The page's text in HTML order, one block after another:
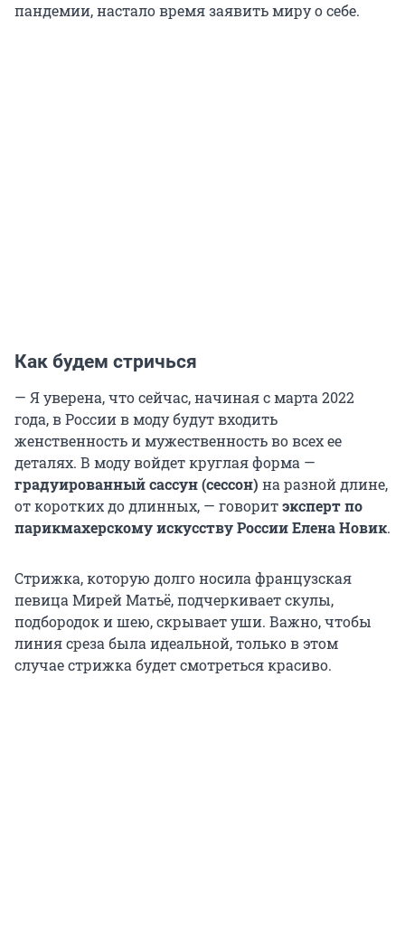
пандемии, настало время заявить миру о себе.
Как будем стричься
— Я уверена, что сейчас, начиная с марта 2022
года, в России в моду будут входить
женственность и мужественность во всех ее
деталях. В моду войдет круглая форма —
градуированный сассун (сессон) на разной длине,
от коротких до длинных, — говоритэксперт по
парикмахерскому искусству России Елена Новик.
Стрижка, которую долго носила французская
певица Мирей Матьё, подчеркивает скулы,
подбородок и шею, скрывает уши. Важно, чтобы
линия среза была идеальной, только в этом
случае стрижка будет смотреться красиво.